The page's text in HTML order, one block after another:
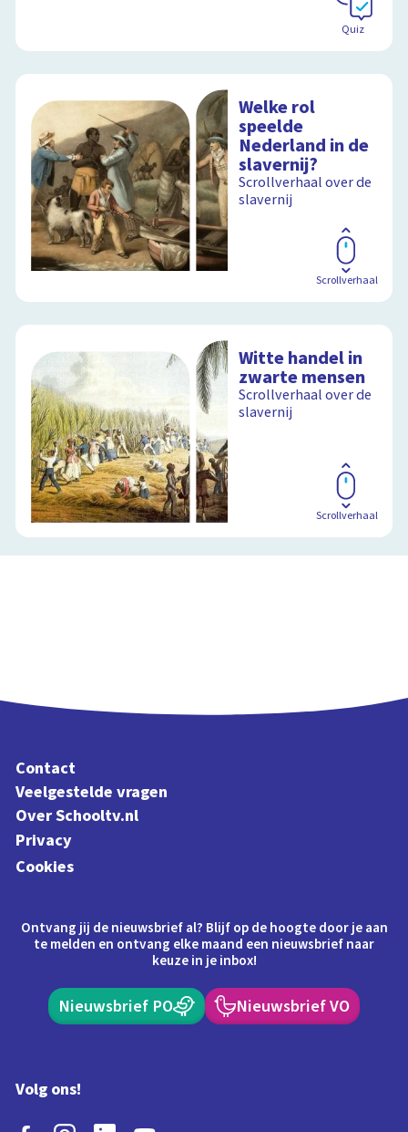
Quiz
Welke rol
speelde
Nederland in de
slavernij?
Scrollverhaal over de
slavernij
Scrollverhaal
Witte handel in
zwarte mensen
Scrollverhaal over de
slavernij
Scrollverhaal
Contact
Veelgestelde vragen
Over Schooltv.nl
Privacy
Cookies
Ontvang jij de nieuwsbrief al? Blijf op de hoogte door je aan
te melden en ontvang elke maand een nieuwsbrief naar
keuze in je inbox!
Nieuwsbrief PO Nieuwsbrief VO
Volg ons!